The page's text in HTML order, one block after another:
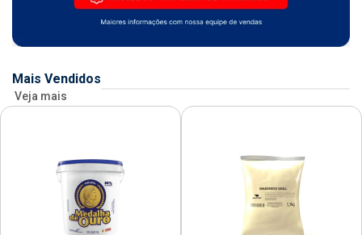
Mais Vendidos
Veja mais